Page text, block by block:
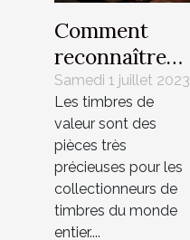
Comment
reconnaître
les timbres de
valeur ?
Samedi 1 juillet 2023
Les timbres de
valeur sont des
pièces très
précieuses pour les
collectionneurs de
timbres du monde
entier....